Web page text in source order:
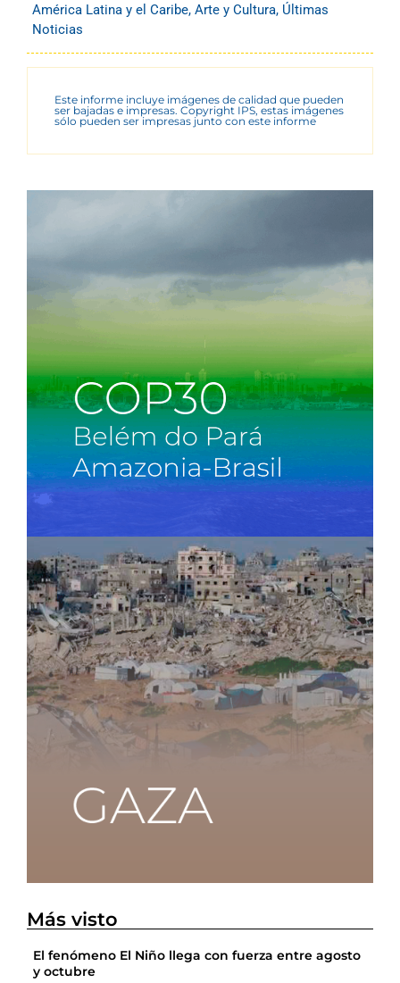
América Latina y el Caribe, Arte y Cultura, Últimas
Noticias
Este informe incluye imágenes de calidad que pueden
ser bajadas e impresas. Copyright IPS, estas imágenes
sólo pueden ser impresas junto con este informe
Más visto
El fenómeno El Niño llega con fuerza entre agosto
y octubre